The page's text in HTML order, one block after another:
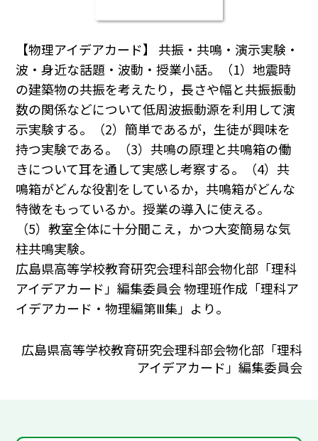
【物理アイデアカード】 共振・共鳴・演示実験・
波・身近な話題・波動・授業小話。（1）地震時
の建築物の共振を考えたり，長さや幅と共振振動
数の関係などについて低周波振動源を利用して演
示実験する。（2）簡単であるが，生徒が興味を
持つ実験である。（3）共鳴の原理と共鳴箱の働
きについて耳を通して実感し考察する。（4）共
鳴箱がどんな役割をしているか，共鳴箱がどんな
特徴をもっているか。授業の導入に使える。
（5）教室全体に十分聞こえ，かつ大変簡易な気
柱共鳴実験。
広島県高等学校教育研究会理科部会物化部「理科
アイデアカード」編集委員会 物理班作成「理科ア
イデアカード・物理編第Ⅲ集」より。
広島県高等学校教育研究会理科部会物化部「理科
アイデアカード」編集委員会